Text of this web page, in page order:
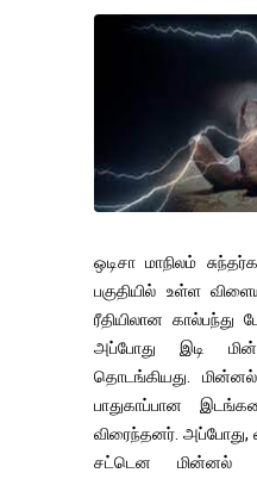
ஒடிசா மாநிலம்
பகுதியில் உள்ள
ரீதியிலான கால்பந்து
அப்போது இடி
தொடங்கியது.
பாதுகாப்பான
விரைந்தனர்.
சட்டென மின்னல்